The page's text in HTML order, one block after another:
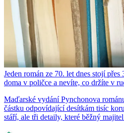
Jeden román ze 70. let dnes stojí
doma v poličce a nevíte, co držíte v
Maďarské vydání Pynchonova
částku odpovídající desítkám tisíc
stáří, ale tři detaily, které běžný